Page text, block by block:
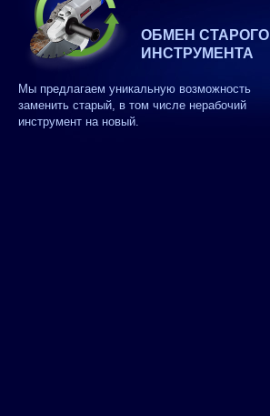
ОБМЕН СТАРОГО
ИНСТРУМЕНТА
Мы предлагаем уникальную возможность
заменить старый, в том числе нерабочий
инструмент на новый.